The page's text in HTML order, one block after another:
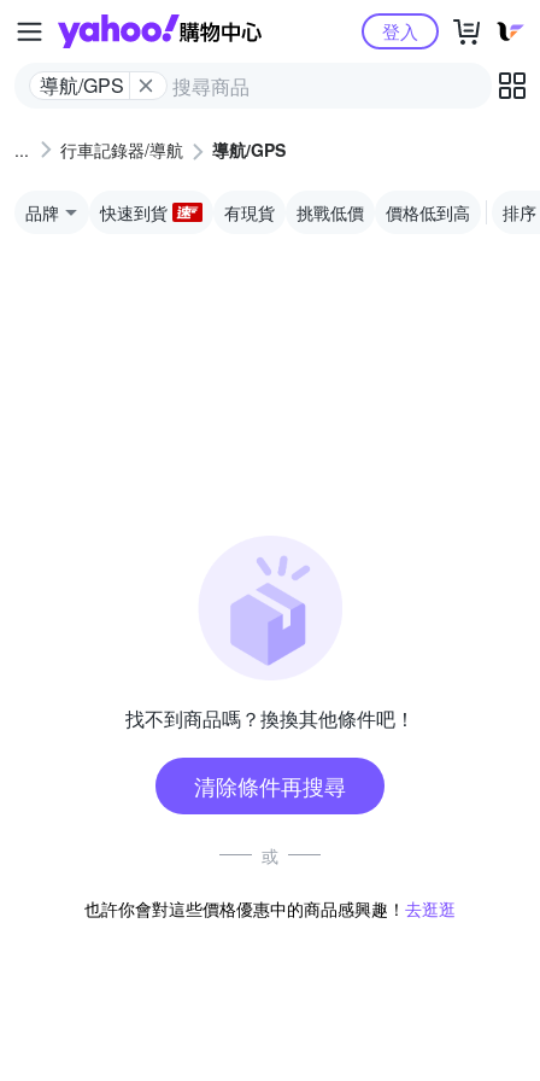
Yahoo購物中心
導航/GPS
登入
行車記錄器/導航 導航/GPS
品牌 快速到貨 有現貨 挑戰低價 價格低到高 排序
找不到商品嗎？換換其他條件吧！
清除條件再搜尋
或
也許你會對這些價格優惠中的商品感興趣！ 去逛逛